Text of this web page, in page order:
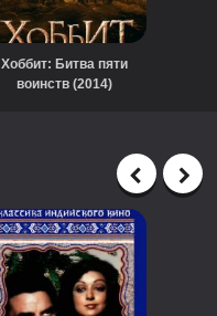
Хоббит: Битва пяти
воинств (2014)